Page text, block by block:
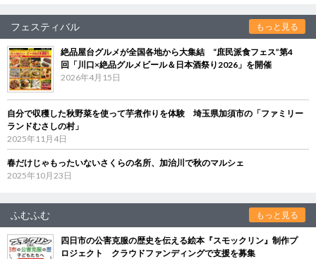
フェスティバル もっと見る
絶品屋台グルメが全国各地から大集結 “庶民派食フェス”第4
回「川口×絶品グルメビール＆日本酒祭り2026」を開催
2026年4月15日
自分で収穫した秋野菜を使って芋煮作りを体験 埼玉県加須市の「ファミリー
ランドむさしの村」
2025年11月4日
春だけじゃもったいないさくらの名所、加治川で秋のマルシェ
2025年10月23日
ふむふむ もっと見る
四日市の公害克服の歴史を伝える絵本『スモックリン』制作プ
ロジェクト クラウドファンディングで支援を募集